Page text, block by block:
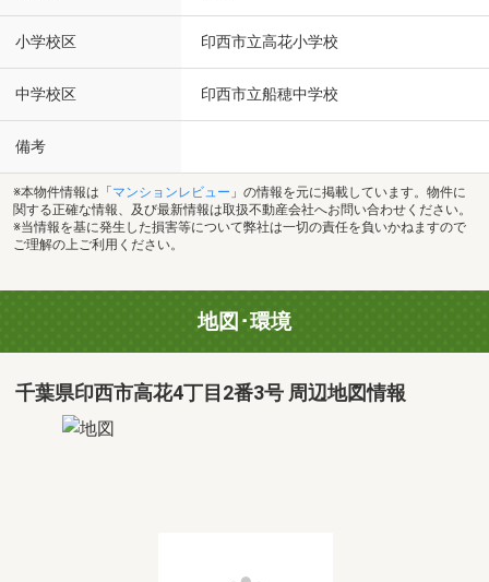
小学校区 印西市立高花小学校
中学校区 印西市立船穂中学校
備考
※本物件情報は「 マンションレビュー 」の情報を元に掲載しています。物件に
関する正確な情報、及び最新情報は取扱不動産会社へお問い合わせください。
※当情報を基に発生した損害等について弊社は一切の責任を負いかねますので
ご理解の上ご利用ください。
地図･環境
千葉県印西市高花4丁目2番3号 周辺地図情報